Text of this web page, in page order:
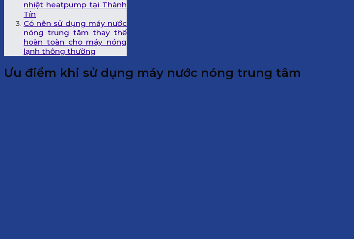
nhiệt heatpump tại Thành
Tín
Có nên sử dụng máy nước
nóng trung tâm thay thế
hoàn toàn cho máy nóng
lạnh thông thường
Ưu điểm khi sử dụng máy nước nóng trung tâm